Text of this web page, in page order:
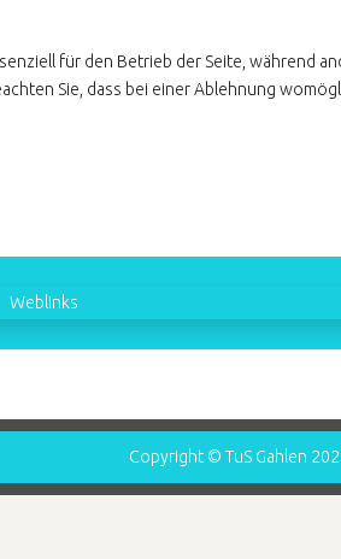
Weblinks
Copyright © TuS Gahlen
für den Betrieb der Seite, während
Sie, dass bei einer Ablehnung